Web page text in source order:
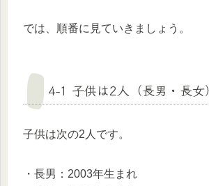
では、順番に見ていきましょう。
4-1 子供は2人（長男・長女）
子供は次の2人です。
・長男：2003年生まれ